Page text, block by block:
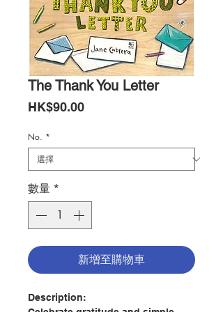
The Thank You Letter
HK$90.00價
No. *
數量 *
新增至購物車
Description: